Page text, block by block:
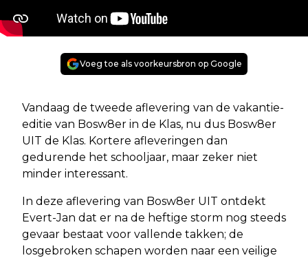
Voeg toe als voorkeursbron op Google
Vandaag de tweede aflevering van de vakantie-
editie van Bosw8er in de Klas, nu dus Bosw8er
UIT de Klas. Kortere afleveringen dan
gedurende het schooljaar, maar zeker niet
minder interessant.
In deze aflevering van Bosw8er UIT ontdekt
Evert-Jan dat er na de heftige storm nog steeds
gevaar bestaat voor vallende takken; de
losgebroken schapen worden naar een veilige